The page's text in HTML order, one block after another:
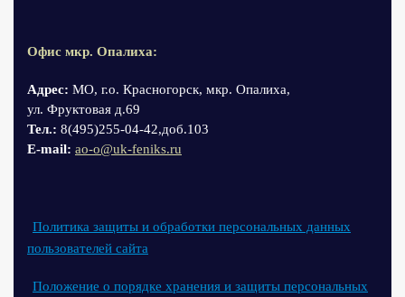
Офис мкр. Опалиха:
Адрес: МО, г.о. Красногорск, мкр. Опалиха,
ул. Фруктовая д.69
Тел.: 8(495)255-04-42,доб.103
Е-mail: ao-o@uk-feniks.ru
Политика защиты и обработки персональных данных
пользователей сайта
Положение о порядке хранения и защиты персональных